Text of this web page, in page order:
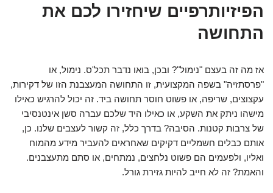
הפיזיותרפיים שיחזירו לכם את
התחושה
אז מה זה בעצם "נימול"? ובכן, בואו נדבר תכל'ס. נימול, או
"פרסתזיה" בשפה המקצועית, זו התחושה המעצבנת הזו של דקירות,
עקצוצים, שריפה, או פשוט חוסר תחושה ביד. זה יכול להרגיש כאילו
מישהו ניתק את השקע, או כאילו היד שלכם עברה סשן אינטנסיבי
של צרבות קטנות. הסיבה? בדרך כלל, זה קשור לעצבים שלנו. כן,
אותם כבלים חשמליים דקיקים שאחראים להעביר מידע מהמוח
ואליו, ולפעמים הם פשוט נלחצים, נמתחים, או סתם מתעצבנים.
והאמת? זה לא חייב להיות גזירת גורל.